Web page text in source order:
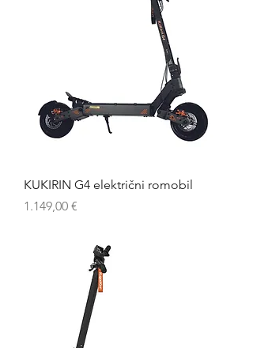
KUKIRIN G4 električni romobil
Cijena
1.149,00 €